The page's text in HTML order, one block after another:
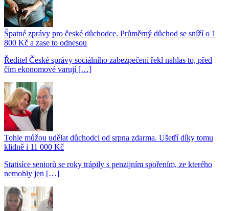
Špatné zprávy pro české důchodce. Průměrný důchod se sníží o 1
800 Kč a zase to odnesou
Ředitel České správy sociálního zabezpečení řekl nahlas to, před
čím ekonomové varují […]
Tohle můžou udělat důchodci od srpna zdarma. Ušetří díky tomu
klidně i 11 000 Kč
Statisíce seniorů se roky trápily s penzijním spořením, ze kterého
nemohly jen […]